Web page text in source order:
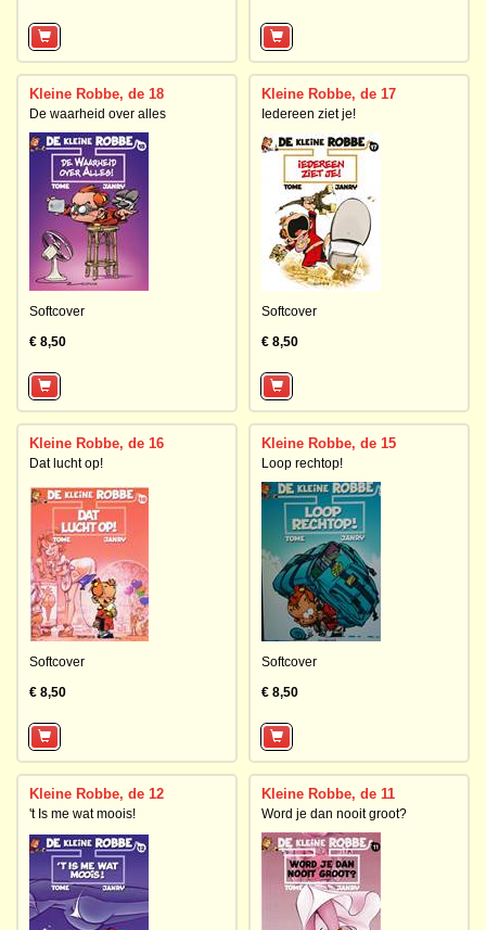
Kleine Robbe, de 18
De waarheid over alles
Softcover
€ 8,50
Kleine Robbe, de 17
Iedereen ziet je!
Softcover
€ 8,50
Kleine Robbe, de 16
Dat lucht op!
Softcover
€ 8,50
Kleine Robbe, de 15
Loop rechtop!
Softcover
€ 8,50
Kleine Robbe, de 12
't Is me wat moois!
Kleine Robbe, de 11
Word je dan nooit groot?